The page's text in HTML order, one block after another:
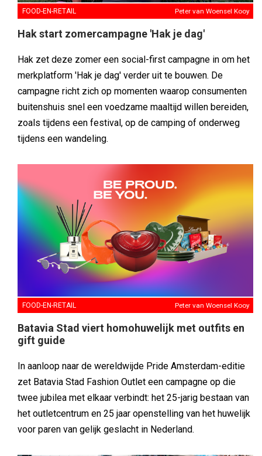
FOOD-EN-RETAIL Peter van Woensel Kooy
Hak start zomercampagne 'Hak je dag'
Hak zet deze zomer een social-first campagne in om het
merkplatform 'Hak je dag' verder uit te bouwen. De
campagne richt zich op momenten waarop consumenten
buitenshuis snel een voedzame maaltijd willen bereiden,
zoals tijdens een festival, op de camping of onderweg
tijdens een wandeling.
FOOD-EN-RETAIL Peter van Woensel Kooy
Batavia Stad viert homohuwelijk met outfits en
gift guide
In aanloop naar de wereldwijde Pride Amsterdam-editie
zet Batavia Stad Fashion Outlet een campagne op die
twee jubilea met elkaar verbindt: het 25-jarig bestaan van
het outletcentrum en 25 jaar openstelling van het huwelijk
voor paren van gelijk geslacht in Nederland.